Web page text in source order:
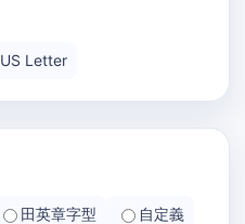
US Letter
田英章字型 自定義